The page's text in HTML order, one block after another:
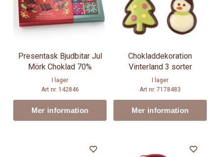
Presentask Bjudbitar Jul
Mörk Choklad 70%
I lager
Art nr. 142846
Mer information
Chokladdekoration
Vinterland 3 sorter
I lager
Art nr. 7178483
Mer information